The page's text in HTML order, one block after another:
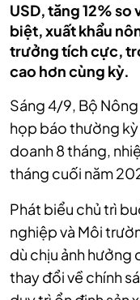
USD, tăng 12%
biệt, xuất khẩu
trưởng tích cực,
cao hơn cùng kỳ.
Sáng 4/9, Bộ
họp báo thường kỳ
doanh 8 tháng,
tháng cuối năm
Phát biểu chủ trì
nghiệp và Môi
dù chịu ảnh hưởng
thay đổi về chính